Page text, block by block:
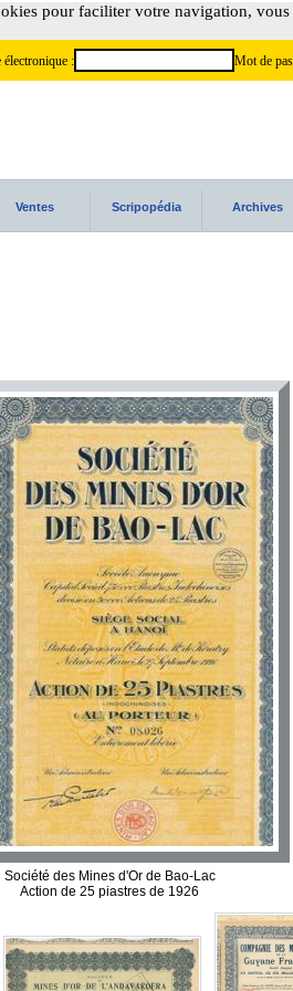
pour faciliter votre navigation, vous
électronique : Mot de
Ventes Scripopédia Archives
Société des Mines d'Or de Bao-Lac
Action de 25 piastres de 1926